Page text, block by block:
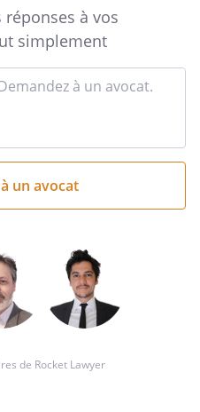
à vos
simplement
de Rocket Lawyer